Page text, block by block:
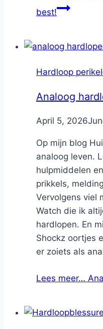
best!
Hardloop
Analoog
ByNicole
April 5, 2026
Op mijn blog
analoog leven.
hulpmiddelen
prikkels,
Vervolgens viel
Watch die ik
hardlopen. En
Shockz oortjes
er zoiets als
Lees meer…